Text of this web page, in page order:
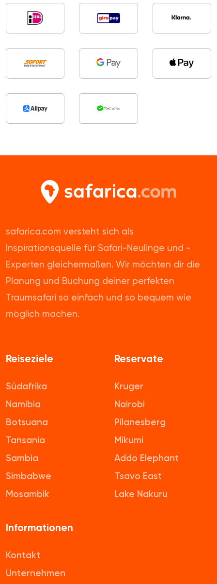
safarica.com versteht sich als
Inspirationsquelle für Safari-Neulinge und -
Experten gleichermaßen. Wir möchten dir die
Planung und Buchung deiner perfekten
Traumsafari so einfach und so bequem wie
möglich machen.
Reiseziele
Südafrika
Namibia
Botsuana
Tansania
Sambia
Simbabwe
Mosambik
Reservate
Kruger
Nairobi
Pilanesberg
Mikumi
Addo Elephant
Tsavo East
Lake Nakuru
Informationen
Kontakt
Unternehmen